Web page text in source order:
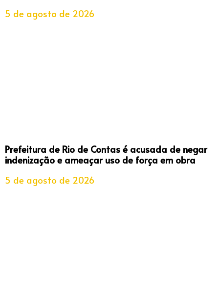
5 de agosto de 2026
Prefeitura de Rio de Contas é acusada de negar
indenização e ameaçar uso de força em obra
5 de agosto de 2026